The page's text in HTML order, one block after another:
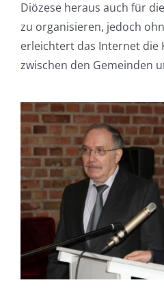
Diözese heraus auch für
zu organisieren, jedoch
erleichtert das Internet die
zwischen den Gemeinden